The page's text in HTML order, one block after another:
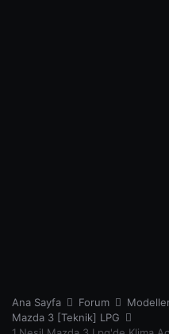
Ana Sayfa Forum
Mazda 3 [Teknik] LPG